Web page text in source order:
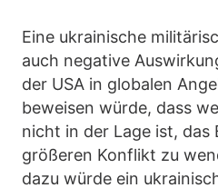
Eine ukrainische
auch negative
der USA in globalen
beweisen würde, dass
nicht in der Lage ist, das
größeren Konflikt zu
dazu würde ein